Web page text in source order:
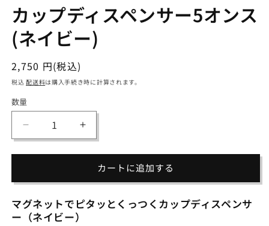
カップディスペンサー5オンス
(ネイビー)
通
常
格
2,750 円(税込)
税込配送料は購入手続き時に計算されます。
数
数量
ッ
ィ
ス
ペ
カ
ッ
ィ
ス
カートに追加する
マグネットでピタッとくっつくカップディスペンサ
ー（ネイビー）